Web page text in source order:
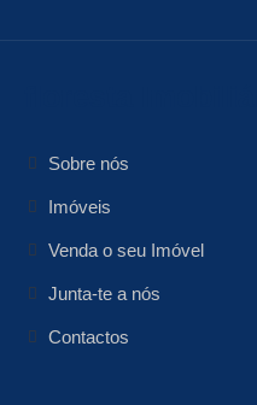
Sobre nós
Imóveis
Venda o seu Imóvel
Junta-te a nós
Contactos